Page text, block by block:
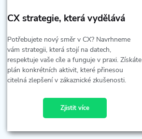
CX strategie, která vydělává
Potřebujete nový směr v CX? Navrhneme
vám strategii, která stojí na datech,
respektuje vaše cíle a funguje v praxi. Získáte
plán konkrétních aktivit, které přinesou
citelná zlepšení v zákaznické zkušenosti.
Zjistit více